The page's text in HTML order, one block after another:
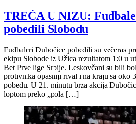
TREĆA U NIZU:
pobedili Slobodu
Fudbaleri Dubočice pobedili su večeras
ekipu Slobode iz Užica rezultatom 1:0 u
Bet Prve lige Srbije. Leskovčani su bili
protivnika opasniji rival i na kraju sa oko
pobedu. U 21. minutu brza akcija
loptom preko „pola […]